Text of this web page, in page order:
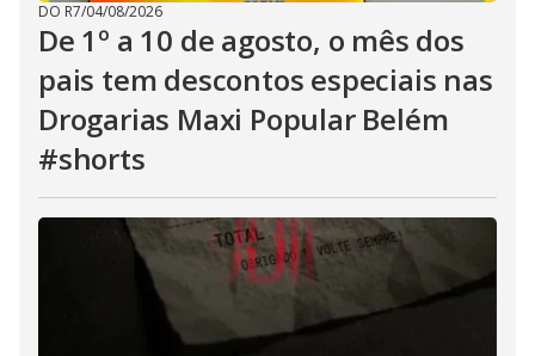
DO R7/04/08/2026
De 1º a 10 de agosto, o mês dos
pais tem descontos especiais nas
Drogarias Maxi Popular Belém
#shorts